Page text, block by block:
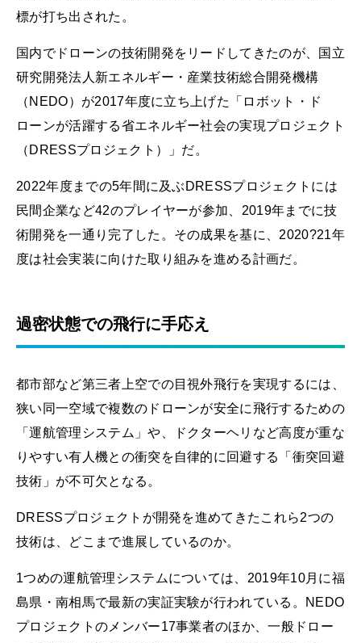
標が打ち出された。
国内でドローンの技術開発をリードしてきたのが、国立
研究開発法人新エネルギー・産業技術総合開発機構
（NEDO）が2017年度に立ち上げた「ロボット・ド
ローンが活躍する省エネルギー社会の実現プロジェクト
（DRESSプロジェクト）」だ。
2022年度までの5年間に及ぶDRESSプロジェクトには
民間企業など42のプレイヤーが参加、2019年までに技
術開発を一通り完了した。その成果を基に、2020?21年
度は社会実装に向けた取り組みを進める計画だ。
過密状態での飛行に手応え
都市部など第三者上空での目視外飛行を実現するには、
狭い同一空域で複数のドローンが安全に飛行するための
「運航管理システム」や、ドクターヘリなど高度が重な
りやすい有人機との衝突を自律的に回避する「衝突回避
技術」が不可欠となる。
DRESSプロジェクトが開発を進めてきたこれら2つの
技術は、どこまで進展しているのか。
1つめの運航管理システムについては、2019年10月に福
島県・南相馬で最新の実証実験が行われている。NEDO
プロジェクトのメンバー17事業者のほか、一般ドロー